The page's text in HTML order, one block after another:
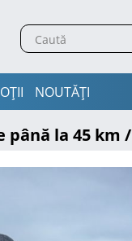
NOUTĂȚI
la 45 km